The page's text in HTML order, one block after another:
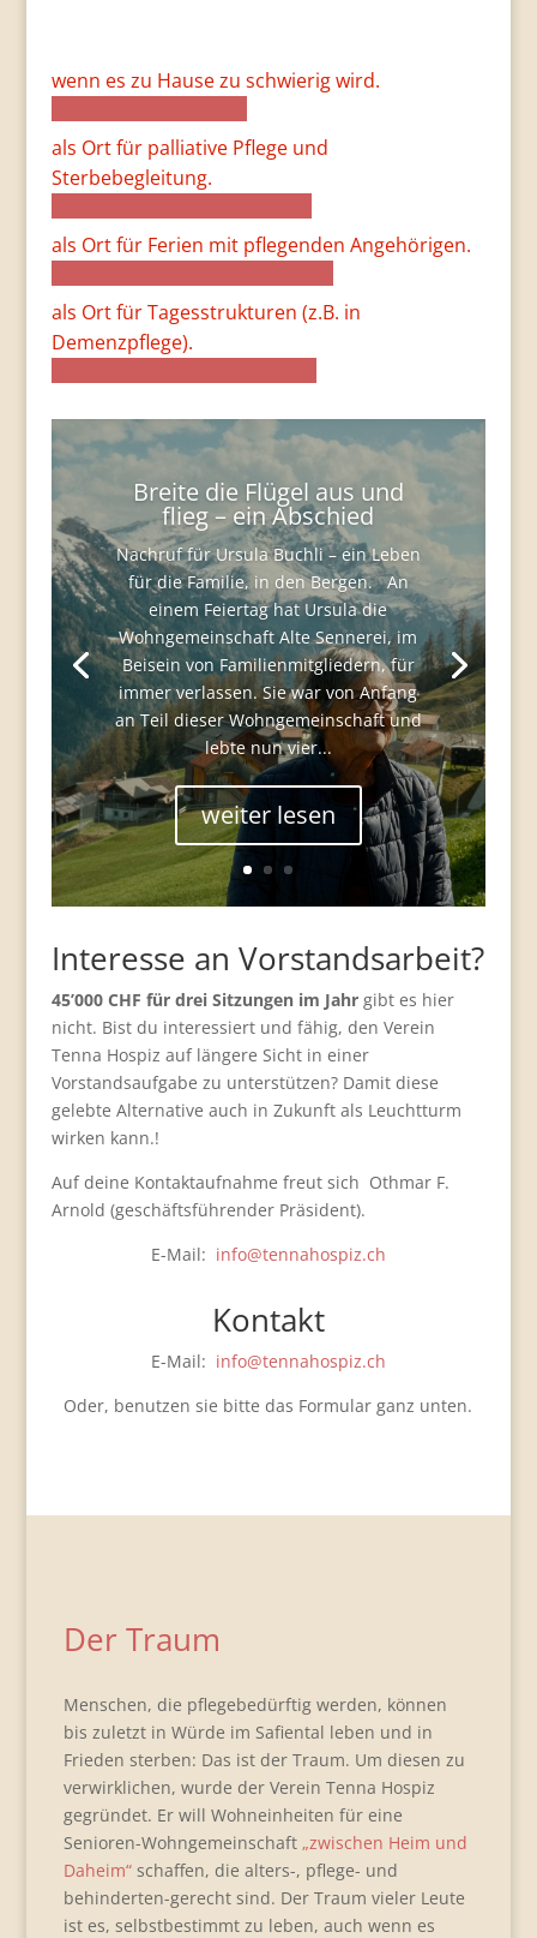
wenn es zu Hause zu schwierig wird.
als Ort für palliative Pflege und
Sterbebegleitung.
als Ort für Ferien mit pflegenden Angehörigen.
als Ort für Tagesstrukturen (z.B. in
Demenzpflege).
Breite die Flügel aus und
flieg – ein Abschied
Nachruf für Ursula Buchli – ein Leben
für die Familie, in den Bergen. An
einem Feiertag hat Ursula die
Wohngemeinschaft Alte Sennerei, im
Beisein von Familienmitgliedern, für
immer verlassen. Sie war von Anfang
an Teil dieser Wohngemeinschaft und
lebte nun vier...
weiter lesen
Interesse an Vorstandsarbeit?
45’000 CHF für drei Sitzungen im Jahrgibt es hier
nicht. Bist du interessiert und fähig, den Verein
Tenna Hospiz auf längere Sicht in einer
Vorstandsaufgabe zu unterstützen? Damit diese
gelebte Alternative auch in Zukunft als Leuchtturm
wirken kann.!
Auf deine Kontaktaufnahme freut sich Othmar F.
Arnold (geschäftsführender Präsident).
E-Mail: info@tennahospiz.ch
Kontakt
E-Mail: info@tennahospiz.ch
Oder, benutzen sie bitte das Formular ganz unten.
Der Traum
Menschen, die pflegebedürftig werden, können
bis zuletzt in Würde im Safiental leben und in
Frieden sterben: Das ist der Traum. Um diesen zu
verwirklichen, wurde der Verein Tenna Hospiz
gegründet. Er will Wohneinheiten für eine
Senioren-Wohngemeinschaft „zwischen Heim und
Daheim“schaffen, die alters-, pflege- und
behinderten-gerecht sind. Der Traum vieler Leute
ist es, selbstbestimmt zu leben, auch wenn es